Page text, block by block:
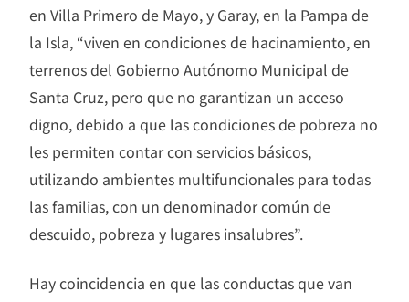
en Villa Primero de Mayo, y Garay, en la Pampa de
la Isla, “viven en condiciones de hacinamiento, en
terrenos del Gobierno Autónomo Municipal de
Santa Cruz, pero que no garantizan un acceso
digno, debido a que las condiciones de pobreza no
les permiten contar con servicios básicos,
utilizando ambientes multifuncionales para todas
las familias, con un denominador común de
descuido, pobreza y lugares insalubres”.
Hay coincidencia en que las conductas que van